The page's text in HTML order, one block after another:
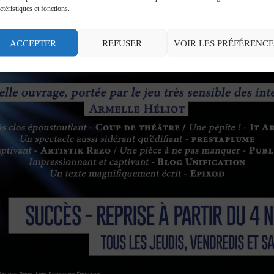
et fonctions.
ACCEPTER REFUSER VOIR LES